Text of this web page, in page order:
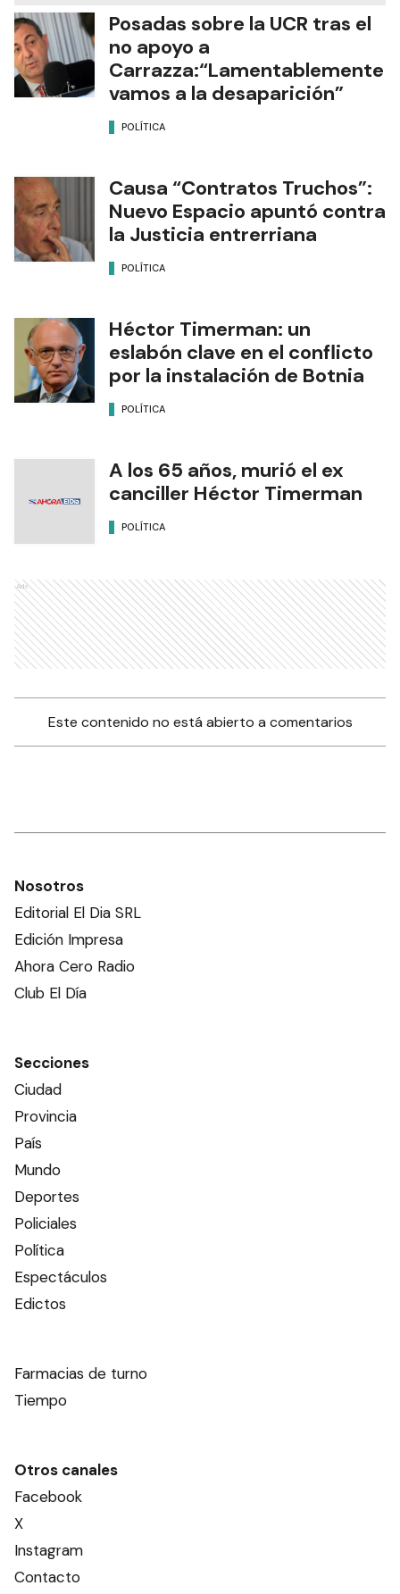
Posadas sobre la UCR tras el
no apoyo a
Carrazza:“Lamentablemente
vamos a la desaparición”
POLÍTICA
Causa “Contratos Truchos”:
Nuevo Espacio apuntó contra
la Justicia entrerriana
POLÍTICA
Héctor Timerman: un
eslabón clave en el conflicto
por la instalación de Botnia
POLÍTICA
A los 65 años, murió el ex
canciller Héctor Timerman
POLÍTICA
Ads
Este contenido no está abierto a comentarios
Nosotros
Editorial El Dia SRL
Edición Impresa
Ahora Cero Radio
Club El Día
Secciones
Ciudad
Provincia
País
Mundo
Deportes
Policiales
Política
Espectáculos
Edictos
Farmacias de turno
Tiempo
Otros canales
Facebook
X
Instagram
Contacto